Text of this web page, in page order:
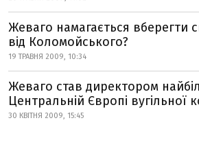
Жеваго намагається вберегти
від Коломойського?
19 ТРАВНЯ 2009, 10:34
Жеваго став директором
Центральній Європі вугільної
30 КВІТНЯ 2009, 15:45